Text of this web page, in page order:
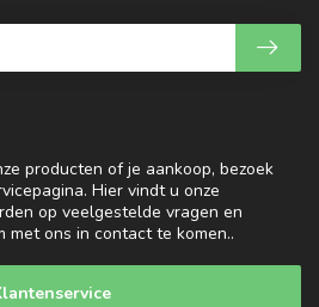
producten of je aankoop, bezoek
Hier vindt u onze
op veelgestelde vragen en
met ons in contact te komen..